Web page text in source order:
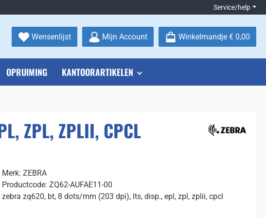
Service/help
WensenlijstJe hebt 0 items op je verlanglijstje
Mijn Account Winkelmandje € 0,00
OPRUIMING KANTOORARTIKELEN
ZPL, ZPLII, CPCL
Merk: ZEBRA
Productcode: ZQ62-AUFAE11-00
zebra zq620, bt, 8 dots/mm (203 dpi), lts, disp., epl, zpl, zplii, cpcl